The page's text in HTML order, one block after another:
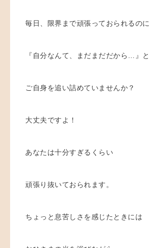
毎日、限界まで頑張っておられるのに
『自分なんて、まだまだだから…』と
ご自身を追い詰めていませんか？
大丈夫ですよ！
あなたは十分すぎるくらい
頑張り抜いておられます。
ちょっと息苦しさを感じたときには